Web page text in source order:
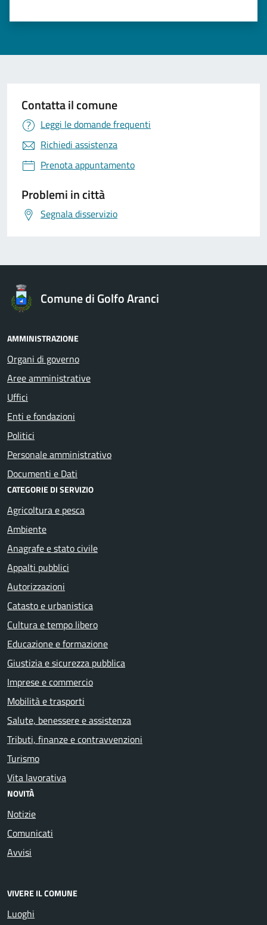
Contatta il comune
Leggi le domande frequenti
Richiedi assistenza
Prenota appuntamento
Problemi in città
Segnala disservizio
Comune di Golfo Aranci
AMMINISTRAZIONE
Organi di governo
Aree amministrative
Uffici
Enti e fondazioni
Politici
Personale amministrativo
Documenti e Dati
CATEGORIE DI SERVIZIO
Agricoltura e pesca
Ambiente
Anagrafe e stato civile
Appalti pubblici
Autorizzazioni
Catasto e urbanistica
Cultura e tempo libero
Educazione e formazione
Giustizia e sicurezza pubblica
Imprese e commercio
Mobilità e trasporti
Salute, benessere e assistenza
Tributi, finanze e contravvenzioni
Turismo
Vita lavorativa
NOVITÀ
Notizie
Comunicati
Avvisi
VIVERE IL COMUNE
Luoghi